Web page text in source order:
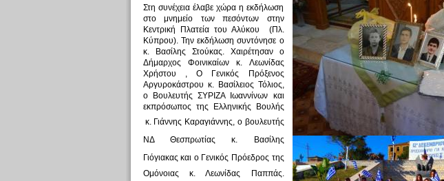
Στη συνέχεια έλαβε χώρα η εκδήλωση
στο μνημείο των πεσόντων στην
Κεντρική Πλατεία του Αλύκου (Πλ.
Κύπρου). Την εκδήλωση συντόνησε ο
κ. Βασίλης Στούκας. Χαιρέτησαν ο
Δήμαρχος Φοινικαίων κ. Λεωνίδας
Χρήστου , Ο Γενικός Πρόξενος
Αργυροκάστρου κ. Βασίλειος Τόλιος,
ο Βουλευτής ΣΥΡΙΖΑ Ιωαννίνων και
εκπρόσωπος της Ελληνικής Βουλής
κ. Γιάννης Καραγιάννης ο βουλευτής
ΝΔ Θεσπρωτίας κ. Βασίλης
Γιόγιακας και ο Γενικός Πρόεδρος της
Ομόνοιας κ. Λεωνίδας Παππάς.